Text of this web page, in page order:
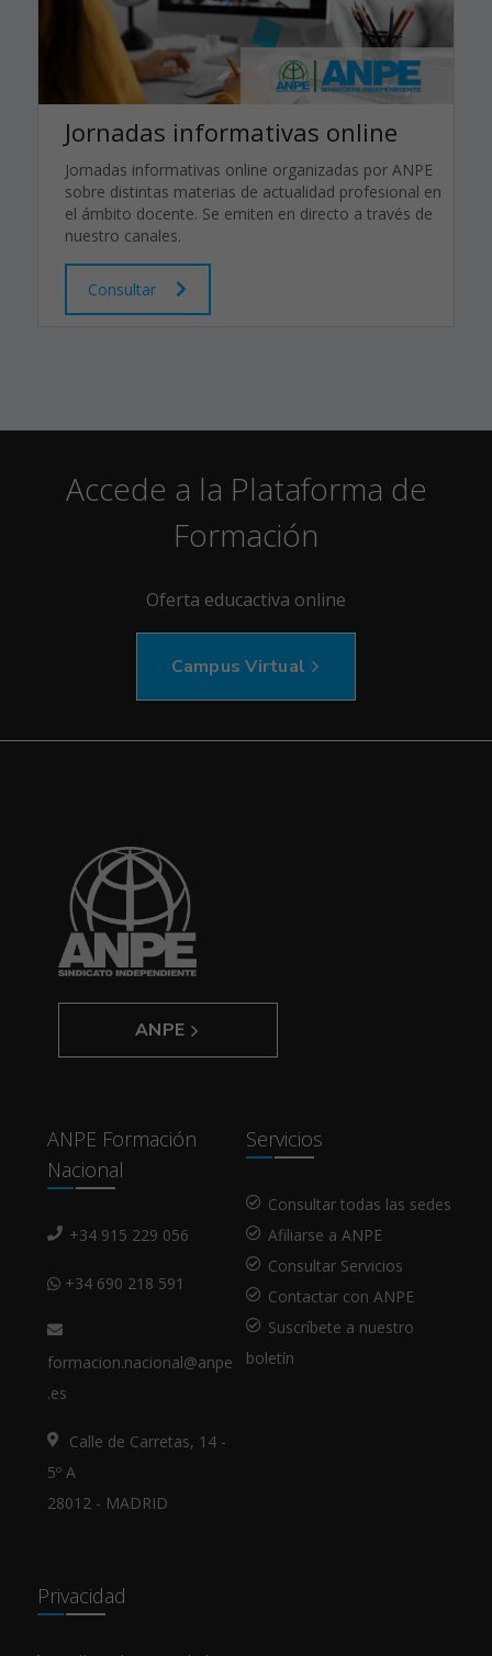
Jornadas informativas online
Jornadas informativas online organizadas por ANPE
sobre distintas materias de actualidad profesional en
el ámbito docente. Se emiten en directo a través de
nuestro canales.
Consultar
Accede a la Plataforma de
Formación
Oferta educactiva online
Campus Virtual
ANPE
ANPE Formación
Nacional
+34 915 229 056
+34 690 218 591
formacion.nacional@anpe
.es
Calle de Carretas, 14 -
5º A
28012 - MADRID
Servicios
Consultar todas las sedes
Afiliarse a ANPE
Consultar Servicios
Contactar con ANPE
Suscríbete a nuestro
boletín
Privacidad